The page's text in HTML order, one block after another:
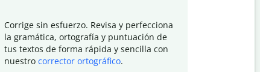
Corrige sin esfuerzo. Revisa y perfecciona
la gramática, ortografía y puntuación de
tus textos de forma rápida y sencilla con
nuestro corrector ortográfico.